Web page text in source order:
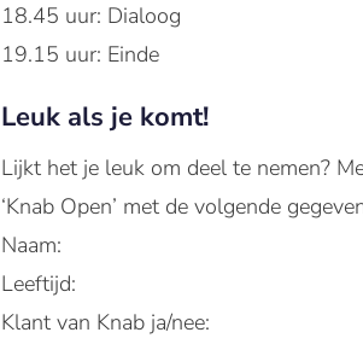
18.45 uur: Dialoog
19.15 uur: Einde
Leuk als je komt!
Lijkt het je leuk om deel te nemen?
‘Knab Open’ met de volgende
Naam:
Leeftijd:
Klant van Knab ja/nee: